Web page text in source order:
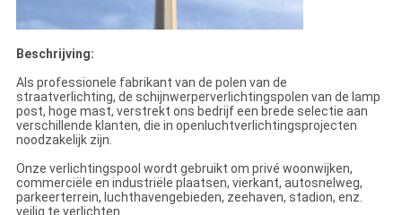
Beschrijving:
Als professionele fabrikant van de polen van de
straatverlichting, de schijnwerperverlichtingspolen van de lamp
post, hoge mast, verstrekt ons bedrijf een brede selectie aan
verschillende klanten, die in openluchtverlichtingsprojecten
noodzakelijk zijn.
Onze verlichtingspool wordt gebruikt om privé woonwijken,
commerciële en industriële plaatsen, vierkant, autosnelweg,
parkeerterrein, luchthavengebieden, zeehaven, stadion, enz.
veilig te verlichten.